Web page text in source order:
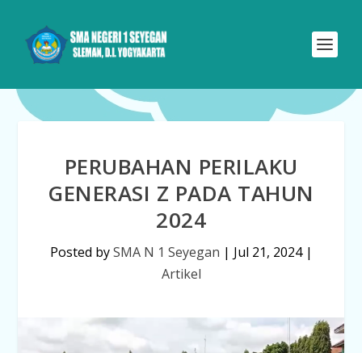
PERUBAHAN PERILAKU
GENERASI Z PADA TAHUN
2024
Posted bySMA N 1 Seyegan | Jul 21, 2024|
Artikel